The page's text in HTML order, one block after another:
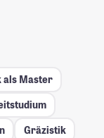
als Master
Gräzistik